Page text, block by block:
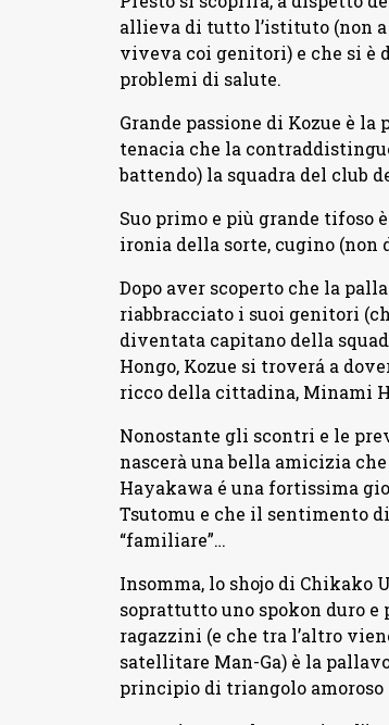
allieva di tutto l’istituto (non
viveva coi genitori) e che si
problemi di salute.
Grande passione di Kozue è
tenacia che la
battendo) la squadra del club
Suo primo e più grande tifoso
ironia della sorte, cugino (non
Dopo aver scoperto che la
riabbracciato i suoi genitori
diventata capitano della
Hongo, Kozue si troverá a
ricco della cittadina, Minami
Nonostante gli scontri e le
nascerà una bella amicizia
Hayakawa é una fortissima
Tsutomu e che il sentimento
“familiare”…
Insomma, lo shojo di Chikako
soprattutto uno spokon duro e
ragazzini (e che tra l’altro
satellitare Man-Ga) è la
principio di triangolo